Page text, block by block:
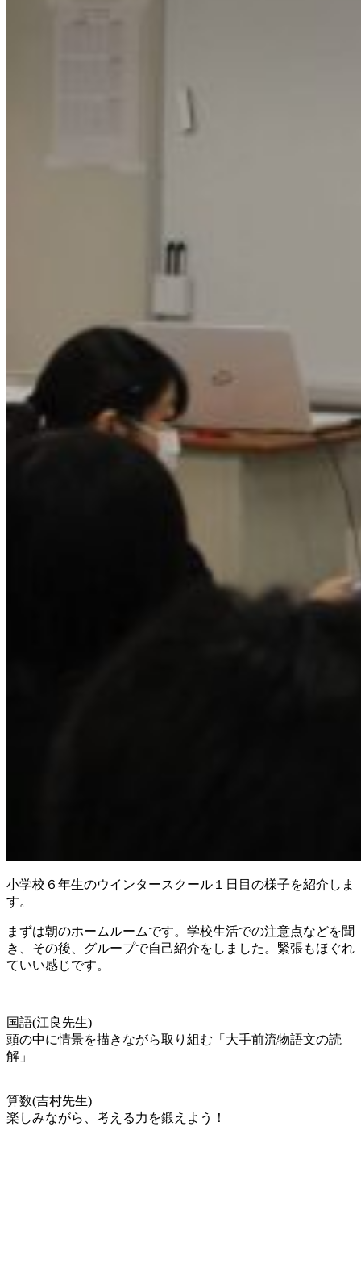
小学校６年生のウインタースクール１日目の様子を紹介しま
す。
まずは朝のホームルームです。学校生活での注意点などを聞
き、その後、グループで自己紹介をしました。緊張もほぐれ
ていい感じです。
国語(江良先生)
頭の中に情景を描きながら取り組む「大手前流物語文の読
解」
算数(吉村先生)
楽しみながら、考える力を鍛えよう！